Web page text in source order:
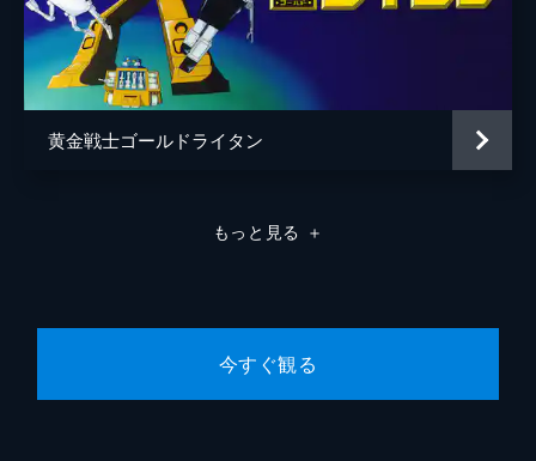
黄金戦士ゴールドライタン
もっと見る ＋
今すぐ観る